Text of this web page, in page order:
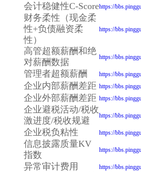
会计稳健性C-Scorehttps://
财务柔性（现金柔
性+负债融资柔
性）
https://
高管超额薪酬和绝
对薪酬数据
https://
管理者超额薪酬 https://
企业内部薪酬差距 https://
企业外部薪酬差距 https://
企业避税活动/税收
激进度/税收规避
https://
企业税负粘性 https://
信息披露质量KV
指数
https://
异常审计费用 https://